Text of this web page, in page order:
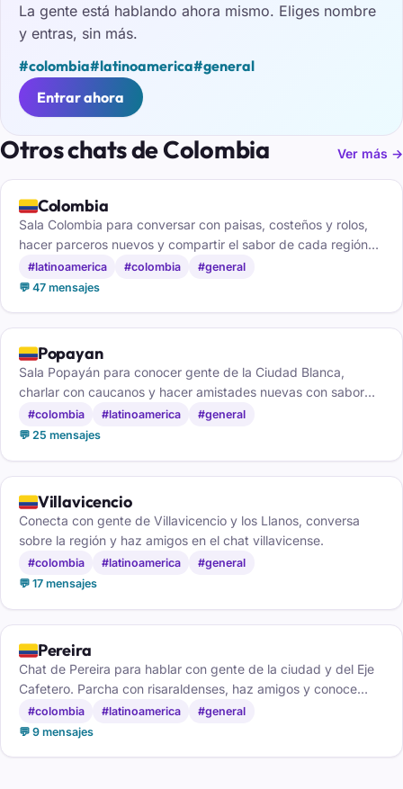
La gente está hablando ahora mismo. Eliges nombre
y entras, sin más.
#colombia#latinoamerica#general
Entrar ahora
Otros chats de Colombia Ver más →
🇨🇴Colombia
Sala Colombia para conversar con paisas, costeños y rolos,
hacer parceros nuevos y compartir el sabor de cada región
del país.
#latinoamerica #colombia
#general
💬 47 mensajes
🇨🇴Popayan
Sala Popayán para conocer gente de la Ciudad Blanca,
charlar con caucanos y hacer amistades nuevas con sabor
del sur de Colombia.
#colombia #latinoamerica
#general
💬 25 mensajes
🇨🇴Villavicencio
Conecta con gente de Villavicencio y los Llanos, conversa
sobre la región y haz amigos en el chat villavicense.
#colombia #latinoamerica
#general
💬 17 mensajes
🇨🇴Pereira
Chat de Pereira para hablar con gente de la ciudad y del Eje
Cafetero. Parcha con risaraldenses, haz amigos y conoce
gente nueva, gratis y sin registro.
#colombia #latinoamerica
#general
💬 9 mensajes